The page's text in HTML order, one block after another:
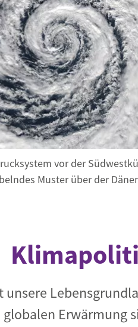
Begegnung und Dialog
Bildungsmaterialien
Zukunftsfähige
Klima- und Umweltklagen
Die Klimaklage: Saúl vs. RWE
Zukunftsklage
vor der
Muster über der
Erwärmung